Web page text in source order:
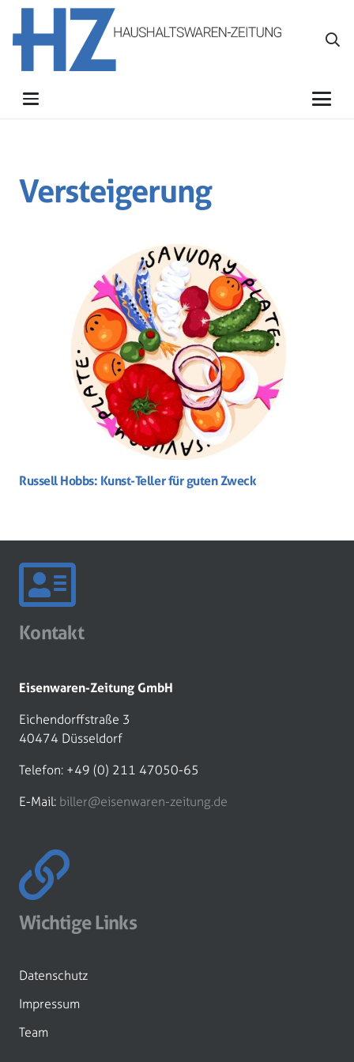
Versteigerung
Russell Hobbs: Kunst-Teller für guten Zweck
Kontakt
Eisenwaren-Zeitung GmbH
Eichendorffstraße 3
40474 Düsseldorf
Telefon: +49 (0) 211 47050-65
E-Mail: biller@eisenwaren-zeitung.de
Wichtige Links
Datenschutz
Impressum
Team